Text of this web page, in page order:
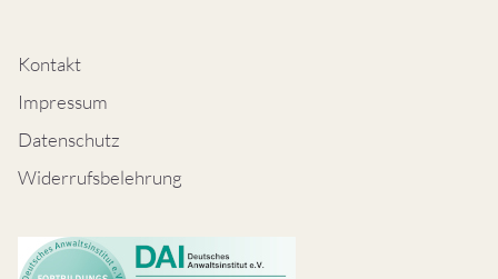
Kontakt
Impressum
Datenschutz
Widerrufsbelehrung